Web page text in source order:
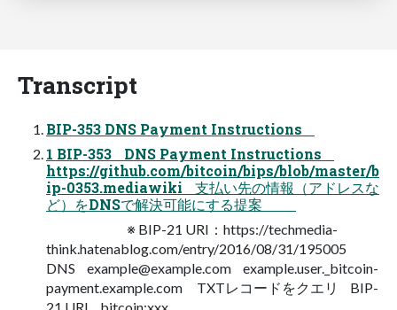
Transcript
BIP-353 DNS Payment Instructions
1 BIP-353 DNS Payment Instructions
https://github.com/bitcoin/bips/blob/master/b
ip-0353.mediawiki 支払い先の情報（アドレスな
ど）をDNSで解決可能にする提案
※ BIP-21 URI：https://techmedia-
think.hatenablog.com/entry/2016/08/31/195005
DNS example@example.com example.user._bitcoin-
payment.example.com TXTレコードをクエリ BIP-
21 URI bitcoin:xxx